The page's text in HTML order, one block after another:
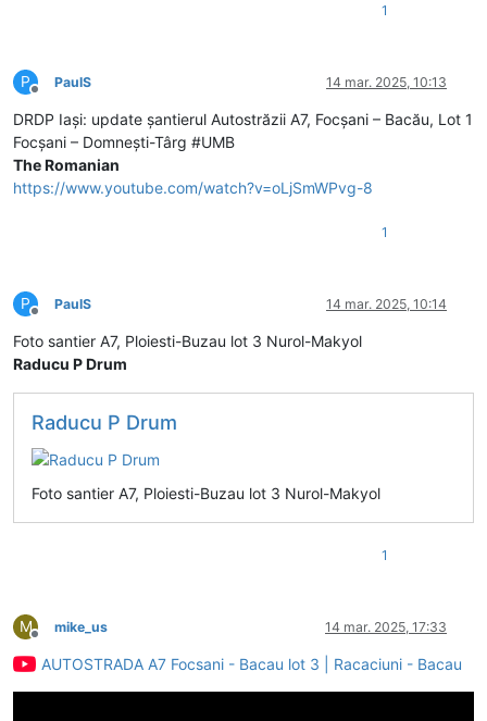
1
P
Deconectat
PaulS 14 mar. 2025, 10:13
DRDP Iași: update șantierul Autostrăzii A7, Focșani – Bacău, Lot 1
Focșani – Domnești-Târg #UMB
The Romanian
https://www.youtube.com/watch?v=oLjSmWPvg-8
1
P
Deconectat
PaulS 14 mar. 2025, 10:14
Foto santier A7, Ploiesti-Buzau lot 3 Nurol-Makyol
Raducu P Drum
Raducu P Drum
Foto santier A7, Ploiesti-Buzau lot 3 Nurol-Makyol
1
M
Deconectat
mike_us 14 mar. 2025, 17:33
AUTOSTRADA A7 Focsani - Bacau lot 3 | Racaciuni - Bacau